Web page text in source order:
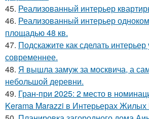
45. Реализованный интерьер
46. Реализованный интерьер
площадью 48 кв.
47. Подскажите как сделать
современнее.
48. Я вышла замуж за москвича, а
небольшой деревни.
49. Гран-при 2025: 2 место в
Kerama Marazzi в Интерьерах